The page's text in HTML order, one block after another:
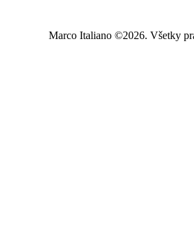
Marco Italiano ©2026. Všetky